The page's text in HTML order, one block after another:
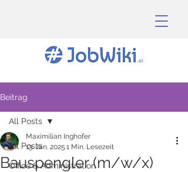
Beitrag
All Posts
Office & Administration
All Posts
Bauspengler (m/w/x)
Maximilian Inghofer
13. Jan. 2025 1 Min. Lesezeit